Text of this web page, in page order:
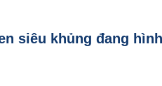
siêu khủng đang